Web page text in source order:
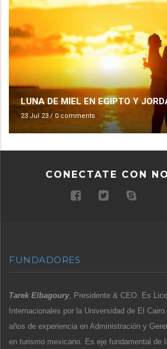
LUNA DE MIEL EN EGIPTO Y
23 Jul 23 / 0 comments
CONECTATE CON
FUNDADORES
Tarek Elbagoury, Presidente & CEO. Es
Internacionales por la Universidad de El
años de experiencia en Administración y
en turismo mexicano. Es eje fundamental de